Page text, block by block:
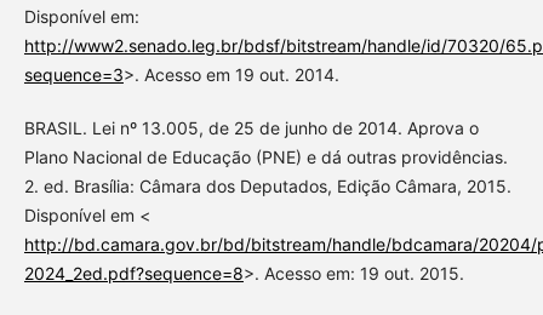
Disponível em:
http://www2.senado.leg.br/bdsf/bitstream/handle/id/70320/
sequence=3>. Acesso em 19 out. 2014.
BRASIL. Lei nº 13.005, de 25 de junho de 2014. Aprova o
Plano Nacional de Educação (PNE) e dá outras providências.
2. ed. Brasília: Câmara dos Deputados, Edição Câmara, 2015.
Disponível em <
http://bd.camara.gov.br/bd/bitstream/handle/bdcamara/20204/
2024_2ed.pdf?sequence=8>. Acesso em: 19 out. 2015.